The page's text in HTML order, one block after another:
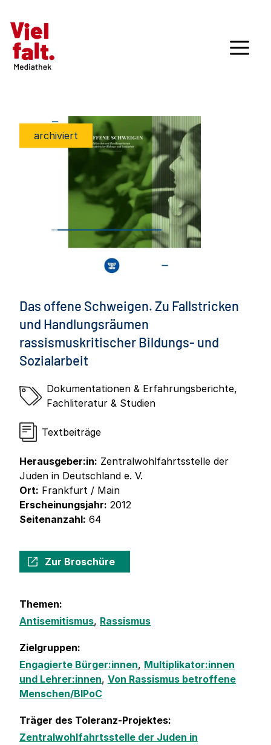
archiviert
Das offene Schweigen. Zu Fallstricken
und Handlungsräumen
rassismuskritischer Bildungs- und
Sozialarbeit
Dokumentationen & Erfahrungsberichte,
Fachliteratur & Studien
Textbeiträge
Herausgeber:in: Zentralwohlfahrtsstelle der
Juden in Deutschland e. V.
Ort: Frankfurt / Main
Erscheinungsjahr: 2012
Seitenanzahl: 64
Zur Broschüre
Themen:
Antisemitismus, Rassismus
Zielgruppen:
Engagierte Bürger:innen, Multiplikator:innen
und Lehrer:innen, Von Rassismus betroffene
Menschen/BIPoC
Träger des Toleranz-Projektes:
Zentralwohlfahrtsstelle der Juden in